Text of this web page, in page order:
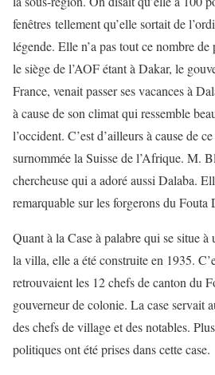
fenêtres tellement qu’elle sortait de
légende. Elle n’a pas tout ce nombre
le siège de l’AOF étant à Dakar, le
France, venait passer ses vacances à
à cause de son climat qui ressemble
l’occident. C’est d’ailleurs à cause de
surnommée la Suisse de l’Afrique. M.
chercheuse qui a adoré aussi Dalaba.
remarquable sur les forgerons du Fouta
Quant à la Case à palabre qui se situe à
la villa, elle a été construite en 1935.
retrouvaient les 12 chefs de canton du
gouverneur de colonie. La case servait
des chefs de village et des notables.
politiques ont été prises dans cette case.